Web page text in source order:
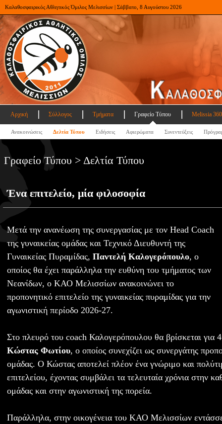
Καλαθοσφαιρικός Αθλητικός Όμιλος Μελισσίων | Σάββατο, 8 Αυγούστου 2026
Αρχική Σύλλογος Τμήματα Γραφείο Τύπου Melissia
Ανακοινώσεις Δελτία Τύπου Ειδήσεις Αφιερώματα Συνεντεύξεις
Γραφείο Τύπου > Δελτία Τύπου
Ένα επιτελείο, μία φιλοσοφία
Μετά την ανανέωση της συνεργασίας με τον Head Coach
της γυναικείας ομάδας και Τεχνικό Διευθυντή της
Γυναικείας Πυραμίδας, Παντελή Καλογερόπουλο, ο
οποίος θα έχει παράλληλα την ευθύνη του τμήματος των
Νεανίδων, ο ΚΑΟ Μελισσίων ανακοινώνει το
προπονητικό επιτελείο της γυναικείας πυραμίδας για την
αγωνιστική περίοδο 2026-27.
Στο πλευρό του coach Καλογερόπουλου θα βρίσκεται για
Κώστας Φωτίου, ο οποίος συνεχίζει ως συνεργάτης
ομάδας. Ο Κώστας αποτελεί πλέον ένα γνώριμο και
επιτελείου, έχοντας συμβάλει τα τελευταία χρόνια στην
ομάδας και στην αγωνιστική της πορεία.
Παράλληλα, στην οικογένεια του ΚΑΟ Μελισσίων